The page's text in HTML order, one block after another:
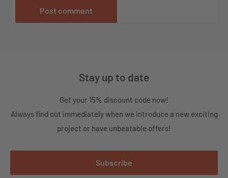
Post comment
Stay up to date
Get your 15% discount code now!
Always find out immediately when we introduce a new exciting
project or have unbeatable offers!
Subscribe